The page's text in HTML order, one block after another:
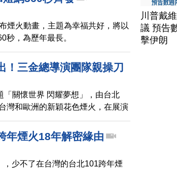
煙火動畫，主題為幸福共好，將以
秒，為歷年最長。
！三金總導演團隊親操刀
關懷世界 閃耀夢想」，由台北
灣和歐洲的新穎花色煙火，在展演
生命之樹，同時搭配最新無屑低
年煙火18年解密緣由
少不了在台灣的台北101跨年煙
川普戴
議 預告
擊伊朗